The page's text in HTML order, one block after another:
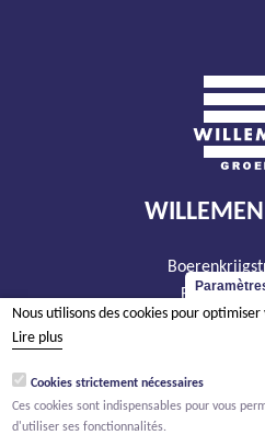
BE - 2800
tél +32 15
RPM Anvers,
Nous utilisons des cookies pour
Lire plus
Cookies strictement nécessaires
Ces cookies sont indispensables pour vous
d'utiliser ses fonctionnalités.